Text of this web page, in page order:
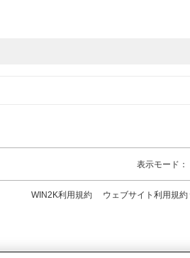
表示モード：
WIN2K利用規約 ウェブサイト利用規約